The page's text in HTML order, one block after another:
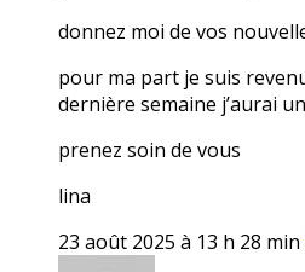
donnez moi de vos
pour ma part je suis
dernière semaine j’aurai
prenez soin de vous
lina
23 août 2025 à 13 h 28 min